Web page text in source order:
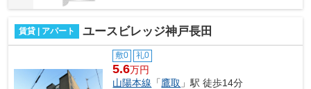
賃貸 | アパート ユースビレッジ神戸長田
敷0 礼0
5.6万円
山陽本線 「鷹取 」駅 徒歩14分